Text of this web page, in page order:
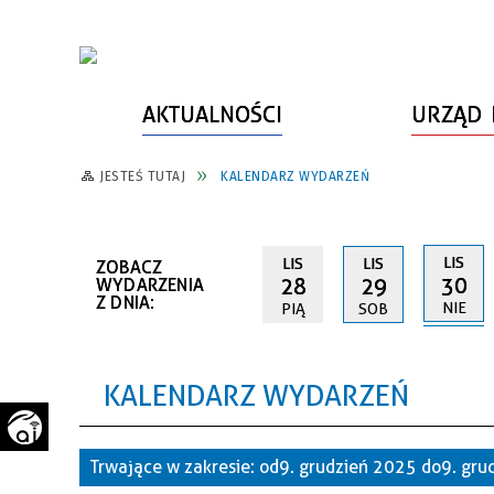
AKTUALNOŚCI URZĄD
WŁADZE MIASTA
URZĄD STANU CYWILNEGO
STRATEGIE, PLANY, PROGRAMY
FUNDUSZE ZEWNĘTRZNE
INFORMACJE O MIEŚCIE
PARTNERZY, NGO
JEDNOSTKI MIEJSKIE
INWESTYCJE MIEJSKIE
POWIATOWY LIDER
PRZEDSIĘBIORCZOŚCI
SPORT
SZLAKI TURYSTYCZNE
ZAŁATW SPRAWĘ
BEZPIECZEŃSTWO
ZWIERZĘTA W GMINIE
INFORMATOR
KOMUNIKACJA I TRANSPORT
JESTEŚ TUTAJ KALENDARZ WYDARZEŃ
ZOBACZ
WYDARZENIA
Z DNIA:
LIS
28
PIĄ
LIS
29
SOB
LIS
30
NIE
KALENDARZ WYDARZEŃ
Trwające w zakresie: od 9. grudzień 2025 do 9.